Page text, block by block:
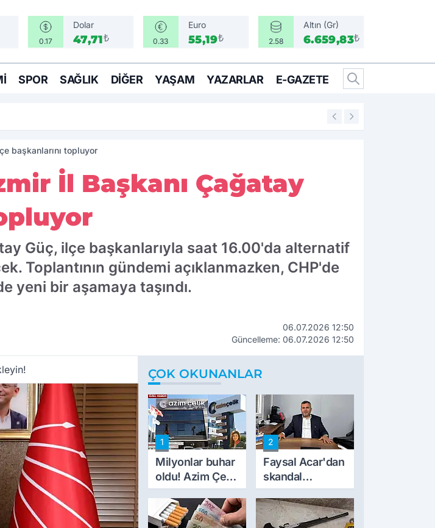
0.17
Dolar
47,71₺ 0.33
Euro
55,19₺ 2.58
Altın (Gr)
6.659,83₺
SPOR SAĞLIK DIĞER YAŞAM YAZARLAR E-GAZETE
17:17 Türkiye, Suudi
başkanlarını topluyor
İl Başkanı Çağatay
Güç, ilçe başkanlarıyla saat 16.00'da alternatif
Toplantının gündemi açıklanmazken, CHP'de
yeni bir aşamaya taşındı.
06.07.2026 12:50
Güncelleme: 06.07.2026 12:50
ÇOK OKUNANLAR
1
Milyonlar buhar
oldu! Azim Çelik
inşaat mağduru
ilk kez konuştu
2
Faysal Acar'dan
skandal
açıklamalar:
'Haluk Levent
peynircilerimizi